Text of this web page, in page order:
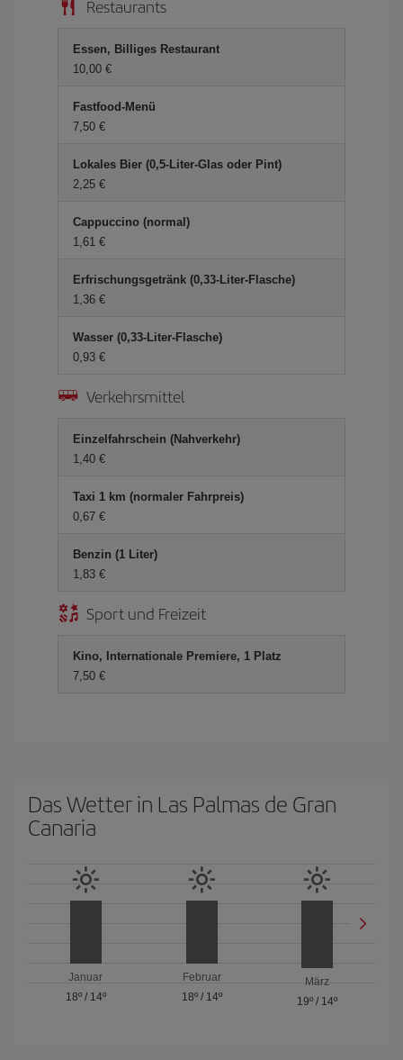
Restaurants
Essen, Billiges Restaurant
10,00 €
Fastfood-Menü
7,50 €
Lokales Bier (0,5-Liter-Glas oder Pint)
2,25 €
Cappuccino (normal)
1,61 €
Erfrischungsgetränk (0,33-Liter-Flasche)
1,36 €
Wasser (0,33-Liter-Flasche)
0,93 €
Verkehrsmittel
Einzelfahrschein (Nahverkehr)
1,40 €
Taxi 1 km (normaler Fahrpreis)
0,67 €
Benzin (1 Liter)
1,83 €
Sport und Freizeit
Kino, Internationale Premiere, 1 Platz
7,50 €
Das Wetter in Las Palmas de Gran
Canaria
Januar
18º/ 14º
Februar
18º/ 14º
März
19º / 14º